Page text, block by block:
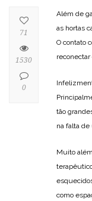
Além de
as hortas
O contato
tão
na falta de
Muito
como
71
1530
0